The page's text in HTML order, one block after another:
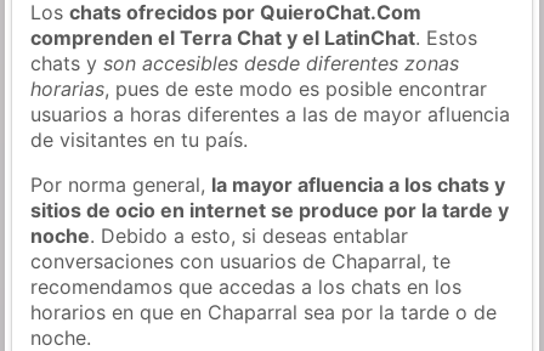
Loschats ofrecidos por QuieroChat.Com
comprenden el Terra Chat y el LatinChat. Estos
chats yson accesibles desde diferentes zonas
horarias, pues de este modo es posible encontrar
usuarios a horas diferentes a las de mayor afluencia
de visitantes en tu país.
Por norma general, la mayor afluencia a los chats y
sitios de ocio en internet se produce por la tarde y
noche. Debido a esto, si deseas entablar
conversaciones con usuarios de Chaparral, te
recomendamos que accedas a los chats en los
horarios en que en Chaparral sea por la tarde o de
noche.